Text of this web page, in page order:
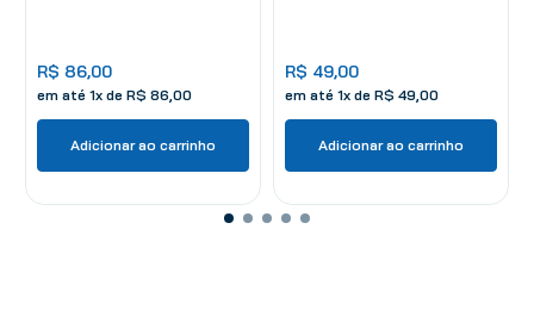
R$ 86,00
em até 1x de R$ 86 00
Adicionar ao carrinho
R$ 49,00
em até 1x de R$ 49 00
Adicionar ao carrinho